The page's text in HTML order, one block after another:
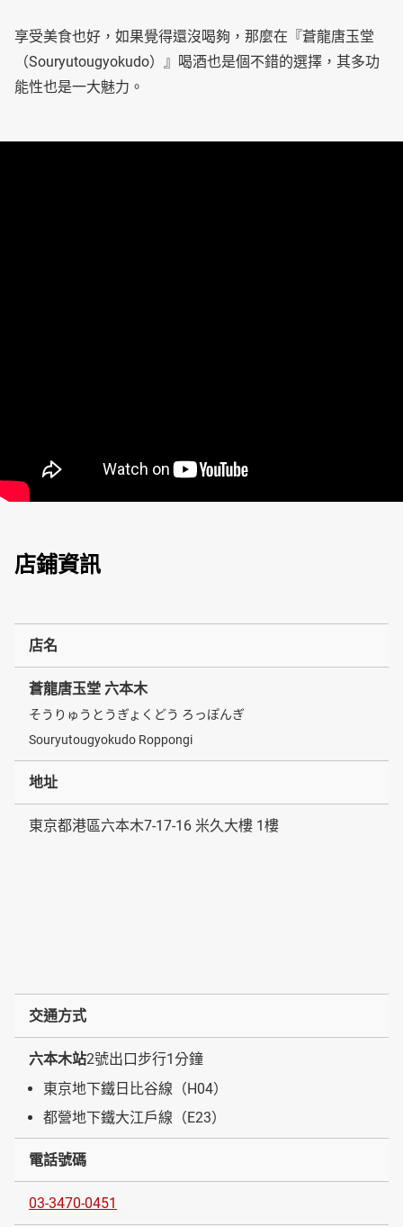
享受美食也好，如果覺得還沒喝夠，那麼在『蒼龍唐玉堂
（Souryutougyokudo）』喝酒也是個不錯的選擇，其多功
能性也是一大魅力。
店鋪資訊
店名
蒼龍唐玉堂 六本木
そうりゅうとうぎょくどう ろっぽんぎ
Souryutougyokudo Roppongi
地址
東京都港區六本木7-17-16 米久大樓 1樓
交通方式
六本木站2號出口步行1分鐘
東京地下鐵日比谷線（H04）
都營地下鐵大江戶線（E23）
電話號碼
03-3470-0451